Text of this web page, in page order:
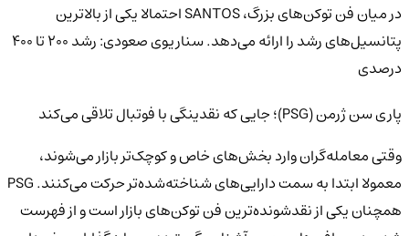
در میان فن توکن‌های بزرگ، SANTOS احتمالا یکی از بالاترین
پتانسیل‌های رشد را ارائه می‌دهد. سناریوی صعودی: رشد ۲۰۰ تا ۴۰۰
درصدی
پاری سن ژرمن (PSG)؛ جایی که نقدینگی با فوتبال تلاقی می‌کند
وقتی معامله‌گران وارد بخش‌های خاص و کوچک‌تر بازار می‌شوند،
معمولا ابتدا به سمت دارایی‌های شناخته‌شده‌تر حرکت می‌کنند. PSG
همچنان یکی از نقدشونده‌ترین فن توکن‌های بازار است و از فهرست